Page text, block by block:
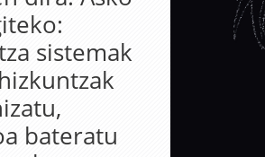
sistemak
bateratu